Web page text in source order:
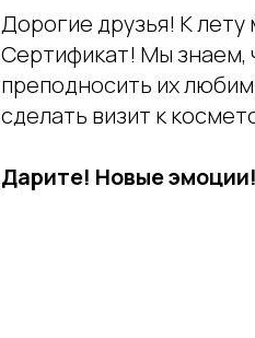
Дорогие друзья! К
Сертификат! Мы знаем,
преподносить их
сделать визит к
Дарите! Новые